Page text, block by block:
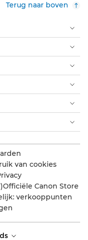
Terug naar boven
van cookies
Officiële Canon Store
verkooppunten